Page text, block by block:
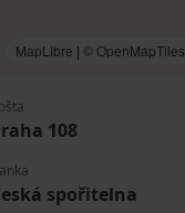
MapLibre | © OpenMapTiles
108
spořitelna